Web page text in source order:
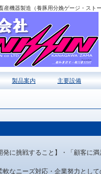
産機器製造（養豚用分娩ゲージ・スト
製品案内 主要設備
発に挑戦すること】・「顧客に満
なニーズ対応・企業努力として